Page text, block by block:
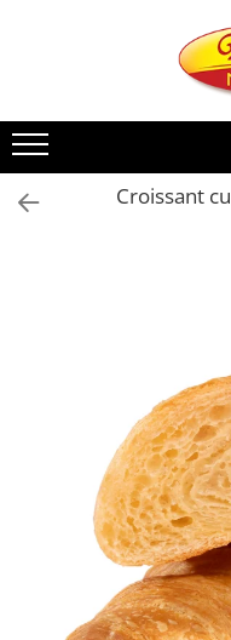
Noutati
Produse de post
Cozonac
Cozonac Casa Boromir
Cozonac Pricomigdala
Cozonac Magnum
Cozonac Vegan (de post)
Cozonac Collection
Cozonac Cadou
Cozonac cu Unt
Croissant